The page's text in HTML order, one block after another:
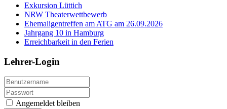
Exkursion Lüttich
NRW Theaterwettbewerb
Ehemaligentreffen am ATG am 26.09.2026
Jahrgang 10 in Hamburg
Erreichbarkeit in den Ferien
Lehrer-Login
Angemeldet bleiben